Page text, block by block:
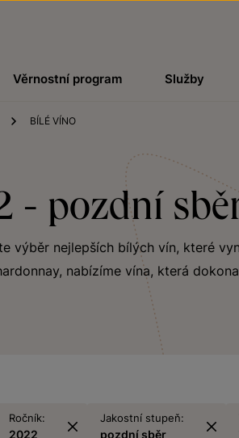
Věrnostní program Služby
BÍLÉ VÍNO
- pozdní
výběr nejlepších bílých vín, které
nabízíme vína, která
Ročník:
2022
Jakostní stupeň:
pozdní sběr